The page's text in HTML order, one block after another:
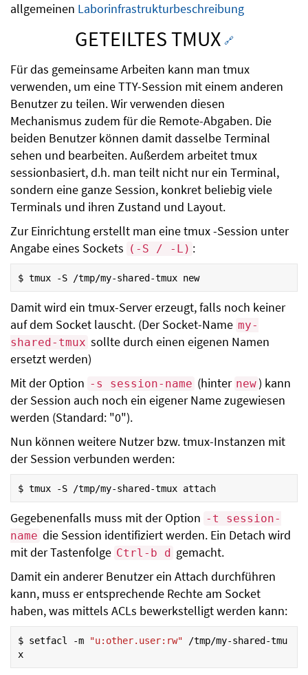
allgemeinen Laborinfrastrukturbeschreibung
GETEILTES TMUX 🔗
Für das gemeinsame Arbeiten kann man tmux
verwenden, um eine TTY-Session mit einem anderen
Benutzer zu teilen. Wir verwenden diesen
Mechanismus zudem für die Remote-Abgaben. Die
beiden Benutzer können damit dasselbe Terminal
sehen und bearbeiten. Außerdem arbeitet tmux
sessionbasiert, d.h. man teilt nicht nur ein Terminal,
sondern eine ganze Session, konkret beliebig viele
Terminals und ihren Zustand und Layout.
Zur Einrichtung erstellt man eine tmux -Session unter
Angabe eines Sockets (-S / -L) :
$ tmux -S /tmp/my-shared-tmux new
Damit wird ein tmux-Server erzeugt, falls noch keiner
auf dem Socket lauscht. (Der Socket-Name my-
shared-tmux sollte durch einen eigenen Namen
ersetzt werden)
Mit der Option -s session-name (hinter new) kann
der Session auch noch ein eigener Name zugewiesen
werden (Standard: "0").
Nun können weitere Nutzer bzw. tmux-Instanzen mit
der Session verbunden werden:
$ tmux -S /tmp/my-shared-tmux attach
Gegebenenfalls muss mit der Option -t session-
name die Session identifiziert werden. Ein Detach wird
mit der Tastenfolge Ctrl-b d gemacht.
Damit ein anderer Benutzer ein Attach durchführen
kann, muss er entsprechende Rechte am Socket
haben, was mittels ACLs bewerkstelligt werden kann:
$ setfacl -m "u:other.user:rw"
/tmp/my-shared-tmu
x